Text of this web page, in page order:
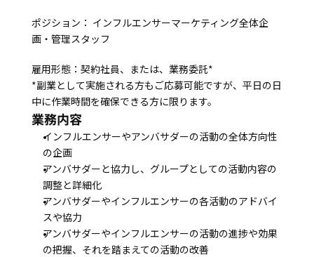
ポジション： インフルエンサーマーケティング全体企
画・管理スタッフ
雇用形態：契約社員、または、業務委託*
*副業として実施される方もご応募可能ですが、平日の日
中に作業時間を確保できる方に限ります。
業務内容
インフルエンサーやアンバサダーの活動の全体方向性
の企画
アンバサダーと協力し、グループとしての活動内容の
調整と詳細化
アンバサダーやインフルエンサーの各活動のアドバイ
スや協力
アンバサダーやインフルエンサーの活動の進捗や効果
の把握、それを踏まえての活動の改善